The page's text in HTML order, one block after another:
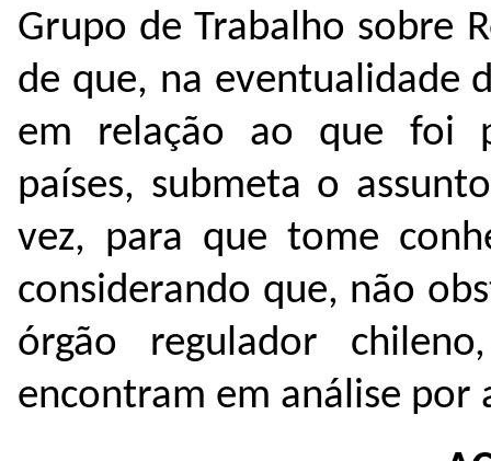
Grupo de Trabalho sobre
de que, na eventualidade
em relação ao que foi
países, submeta o
vez, para que tome
considerando que, não
órgão regulador
encontram em análise por